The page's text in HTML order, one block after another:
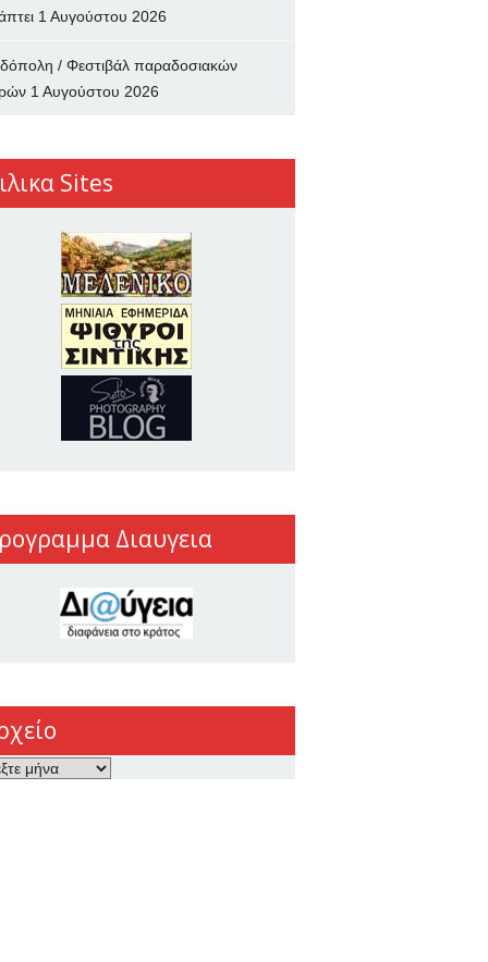
1 Αυγούστου 2026
/ Φεστιβάλ παραδοσιακών
1 Αυγούστου 2026
Sites
Διαυγεια